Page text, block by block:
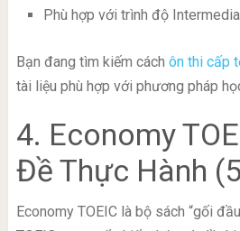
Phù hợp với trình độ
Bạn đang tìm kiếm cách ôn thi cấp
tài liệu phù hợp với phương pháp
4. Economy
Đề Thực Hành
Economy TOEIC là bộ sách “gối